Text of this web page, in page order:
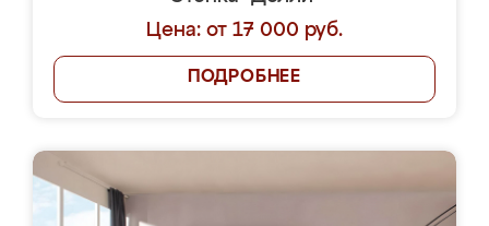
Цена: от 17 000 руб.
ПОДРОБНЕЕ